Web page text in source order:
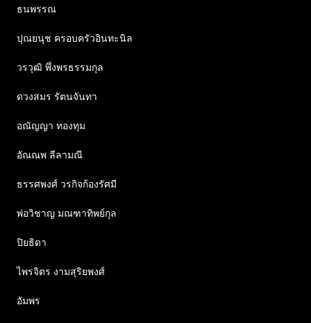
ธนพรรณ
ปุณยนุช ครอบครัวอินทะนิล
วรวุฒิ พึ่งพรธรรมกุล
ดวงสมร รัตนจันทา
อณัญญา ทองทุม
อัณณพ ลีลามณี
ธรรศพงศ์ วรกิจก้องรัศมี
พ่อวิชาญ มณฑาทิพย์กุล
ปิยธิดา
ไพรจิตร งามสุริยพงศ์
อัมพร